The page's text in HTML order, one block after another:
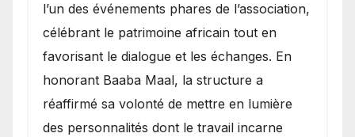
l’un des événements phares de l’association,
célébrant le patrimoine africain tout en
favorisant le dialogue et les échanges. En
honorant Baaba Maal, la structure a
réaffirmé sa volonté de mettre en lumière
des personnalités dont le travail incarne